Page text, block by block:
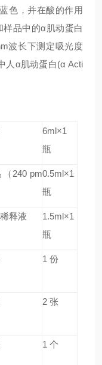
色，并在酸的作用
品中的α肌动蛋白
波长下测定吸光度
人α肌动蛋白(α Acti
6ml×1
瓶
（240 pm0.5ml×1
瓶
释液
1.5ml×1
瓶
1 份
2 张
1 个